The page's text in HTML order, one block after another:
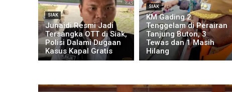
SIAK
Junaidi Resmi Jadi
Tersangka OTT di Siak,
Polisi Dalami Dugaan
Kasus Kapal Gratis
SIAK
KM Gading 2
Tenggelam di Perairan
Tanjung Buton, 3
Tewas dan 1 Masih
Hilang